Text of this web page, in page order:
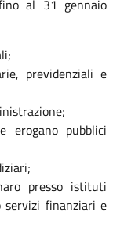
al 31 gennaio
previdenziali e
pubblici
presso istituti
finanziari e